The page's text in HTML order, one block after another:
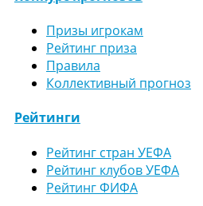
Призы игрокам
Рейтинг приза
Правила
Коллективный прогноз
Рейтинги
Рейтинг стран УЕФА
Рейтинг клубов УЕФА
Рейтинг ФИФА